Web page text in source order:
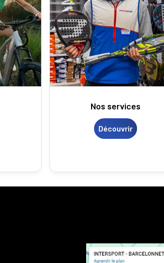
Nos services
Découvrir